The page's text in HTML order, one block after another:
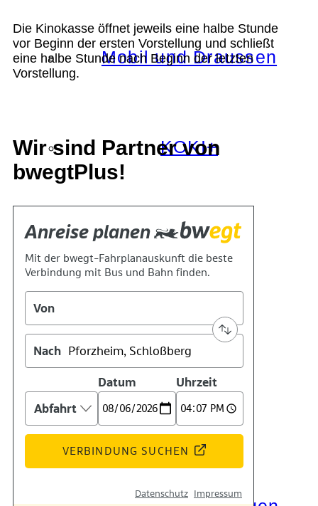
Mobil und Draussen
KOKI+
Kontakt
Kino
Das Team
Die Kinokasse öffnet jeweils eine halbe Stunde
vor Beginn der ersten Vorstellung und schließt
eine halbe Stunde nach Beginn der letzten
Vorstellung.
Wir sind Partner von
bwegtPlus!